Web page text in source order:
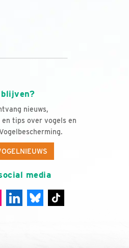
blijven?
nieuws,
tips over vogels en
media